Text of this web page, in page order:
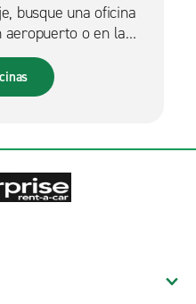
busque una oficina
aeropuerto o en la